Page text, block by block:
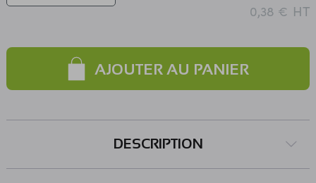
0,38 € HT
AJOUTER AU PANIER
DESCRIPTION